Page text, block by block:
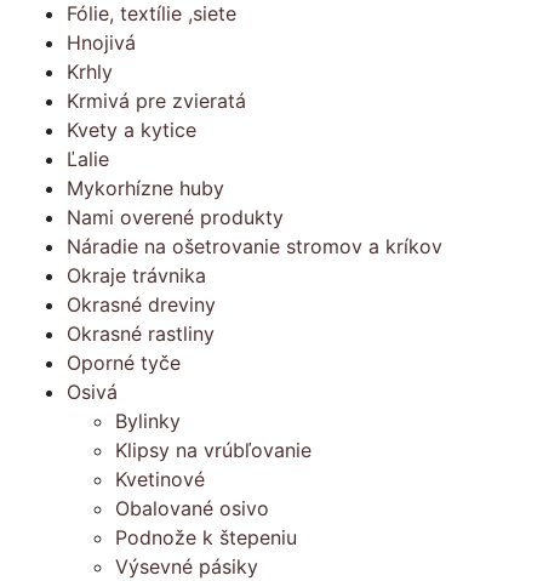
Fólie, textílie ,siete
Hnojivá
Krhly
Krmivá pre zvieratá
Kvety a kytice
Ľalie
Mykorhízne huby
Nami overené produkty
Náradie na ošetrovanie stromov a kríkov
Okraje trávnika
Okrasné dreviny
Okrasné rastliny
Oporné tyče
Osivá
Bylinky
Klipsy na vrúbľovanie
Kvetinové
Obalované osivo
Podnože k štepeniu
Výsevné pásiky